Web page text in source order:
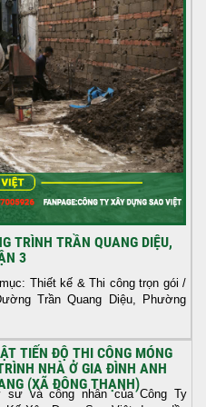
TRÌNH TRẦN QUANG DIỆU,
3
Thiết kế & Thi công trọn gói /
Trần Quang Diệu, Phường
TIẾN ĐỘ THI CÔNG MÓNG
NHÀ Ở GIA ĐÌNH ANH
(XÃ ĐÔNG THẠNH)
sư và công nhân của Công Ty